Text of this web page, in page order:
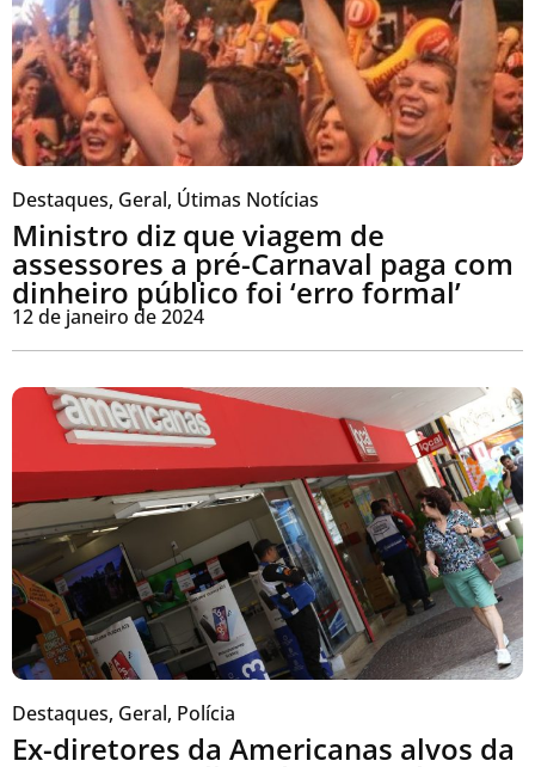
Destaques, Geral, Útimas Notícias
Ministro diz que viagem de
assessores a pré-Carnaval paga com
dinheiro público foi ‘erro formal’
12 de janeiro de 2024
Destaques, Geral, Polícia
Ex-diretores da Americanas alvos da